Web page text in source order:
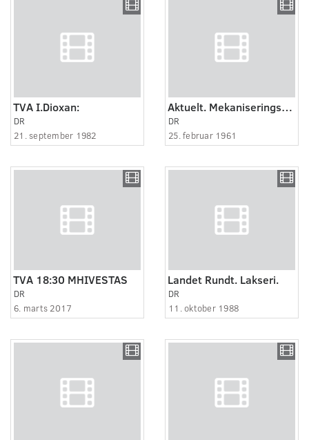
TVA I.Dioxan:
DR
21. september 1982
Aktuelt. Mekaniseringskursus for murermestre,Randers.
DR
25. februar 1961
TVA 18:30 MHIVESTAS
DR
6. marts 2017
Landet Rundt. Lakseri.
DR
11. oktober 1988